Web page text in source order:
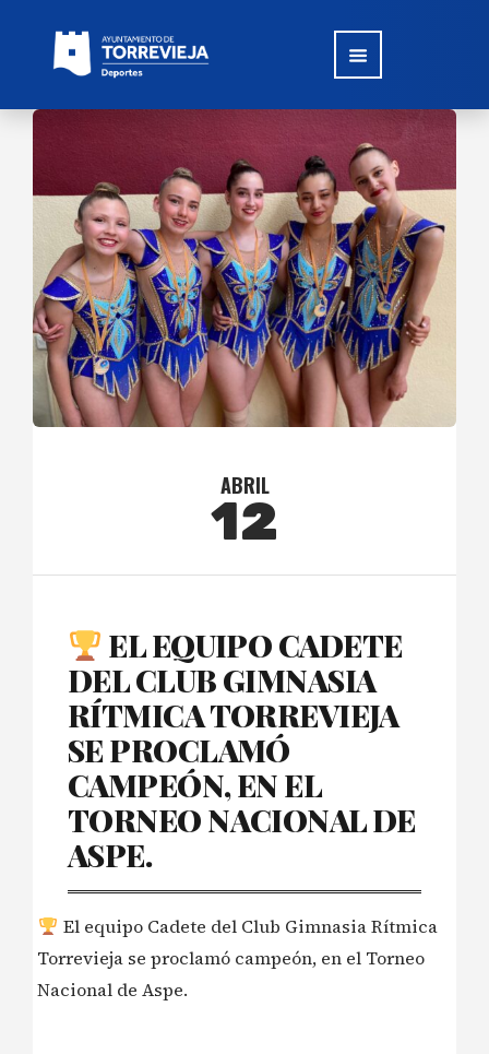
ABRIL
12
EL EQUIPO CADETE
DEL CLUB GIMNASIA
RÍTMICA TORREVIEJA
SE PROCLAMÓ
CAMPEÓN, EN EL
TORNEO NACIONAL DE
ASPE.
El equipo Cadete del Club Gimnasia Rítmica
Torrevieja se proclamó campeón, en el Torneo
Nacional de Aspe.